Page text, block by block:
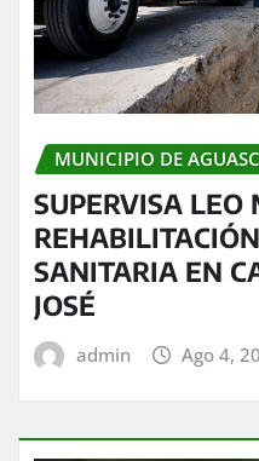
MUNICIPIO DE
SUPERVISA LEO
SANITARIA EN
JOSÉ
admin Ago 4,